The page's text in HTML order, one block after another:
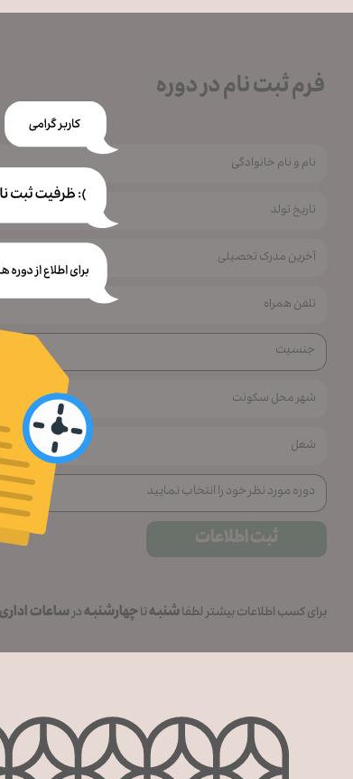
ثبت اطلاعات
فرم ثبت نام در دوره
برای کسب اطلاعات بیشتر لطفاشنبهتاچهارشنبهدرساعات اداری